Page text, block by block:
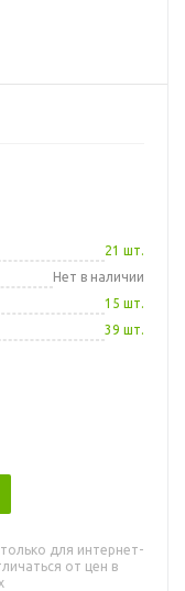
21 шт.
Нет в наличии
15 шт.
39 шт.
для интернет-
от цен в